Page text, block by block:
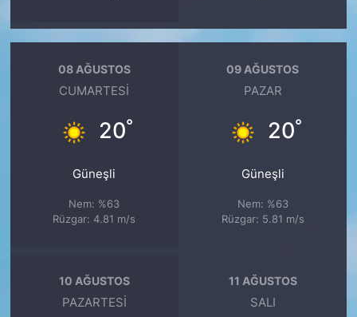
08 AĞUSTOS
CUMARTESI
20°
Güneşli
Nem: %63
Rüzgar: 4.81 m/s
09 AĞUSTOS
PAZAR
20°
Güneşli
Nem: %63
Rüzgar: 5.81 m/s
10 AĞUSTOS
PAZARTESI
11 AĞUSTOS
SALI